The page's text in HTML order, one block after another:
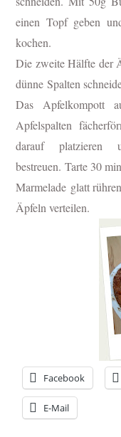
einen Topf geben
kochen.
Die zweite Hälfte der
dünne Spalten
Das Apfelkompott
Apfelspalten
darauf
bestreuen. Tarte 30
Marmelade glatt
Äpfeln verteilen.
Facebook
E-Mail